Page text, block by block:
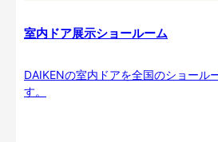
室内ドア展示ショールーム
DAIKENの室内ドアを全国のショール
す。